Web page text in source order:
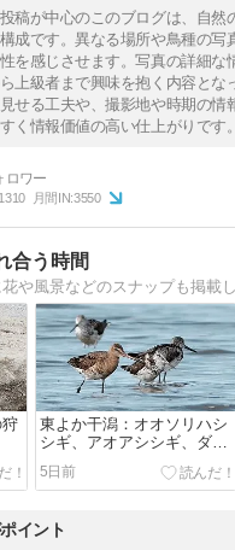
稿が中心のこのブログは、自然
成です。異なる場所や鳥種の写
を感じさせます。写真の詳細な
上級者まで興味を抱く内容とな
せる工夫や、撮影地や時期の情
く情報価値の高い仕上がりです。
1310 月間IN:3550
合う時間
や風景などのスナップも掲載し
東よか干潟：オオソリハシ
シギ、アオアシシギ、ダイ
ゼンなど
5日前
イント